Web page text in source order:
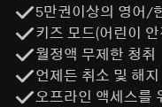
5만권이상의 영어/
키즈 모드(어린이
월정액 무제한 청취
언제든 취소 및 해
오프라인 액세스를